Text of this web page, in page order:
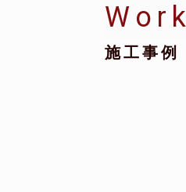
施工事例